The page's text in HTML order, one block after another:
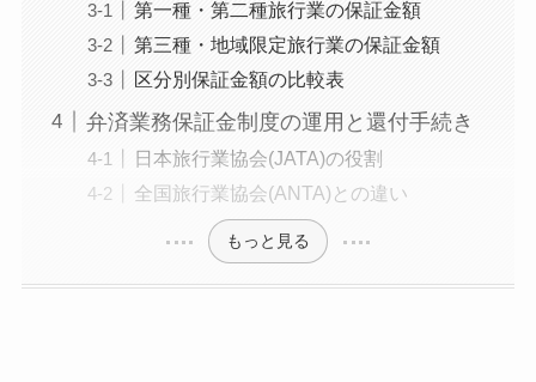
第一種・第二種旅行業の保証金額
第三種・地域限定旅行業の保証金額
区分別保証金額の比較表
弁済業務保証金制度の運用と還付手続き
日本旅行業協会(JATA)の役割
全国旅行業協会(ANTA)との違い
もっと見る